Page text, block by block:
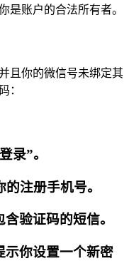
是账户的合法所有者。
且你的微信号未绑定其
：
录”。
注册手机号。
验证码的短信。
示你设置一个新密